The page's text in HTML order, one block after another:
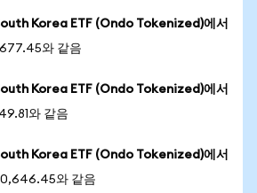
Korea ETF (Ondo Tokenized)에서
와 같음
Korea ETF (Ondo Tokenized)에서
와 같음
Korea ETF (Ondo Tokenized)에서
와 같음